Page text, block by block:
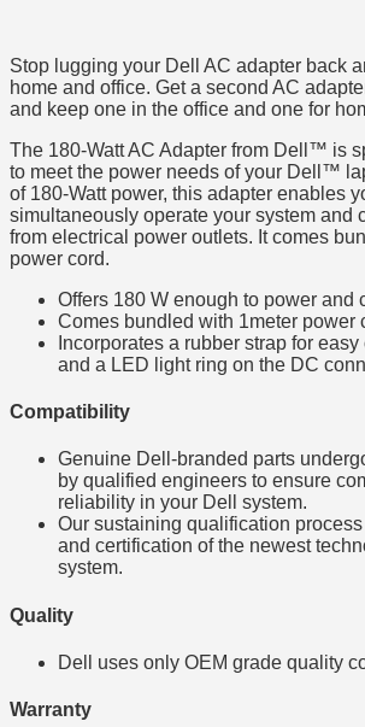
Stop lugging your Dell AC adapter back
home and office. Get a second AC
and keep one in the office and one for
The 180-Watt AC Adapter from Dell™ is
to meet the power needs of your Dell™
of 180-Watt power, this adapter enables
simultaneously operate your system and
from electrical power outlets. It comes
power cord.
Offers 180 W enough to power and
Comes bundled with 1meter power
Incorporates a rubber strap for
and a LED light ring on the DC
Compatibility
Genuine Dell-branded parts
by qualified engineers to ensure
reliability in your Dell system.
Our sustaining qualification
and certification of the newest
system.
Quality
Dell uses only OEM grade quality
Warranty